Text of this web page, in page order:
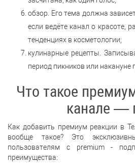
обзор. Его тема должна
если ведёте канал о красоте,
тенденциях в косметологии;
кулинарные рецепты.
период пикников или накануне
Что такое
канале —
Как добавить премиум реакции в
вообще такое? Это
пользователям с premium -
преимущества: